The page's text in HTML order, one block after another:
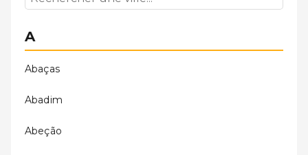
A
Abaças
Abadim
Abeção